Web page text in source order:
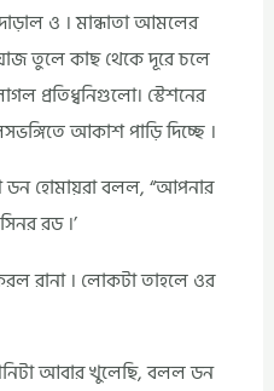
ও । মান্ধাতা আমলের
তুলে কাছ থেকে দূরে চলে
প্রতিধ্বনিগুলো। স্টেশনের
আকাশ পাড়ি দিচ্ছে ।
ডন হোমায়রা বলল, “আপনার
রড ।’
রানা । লোকটা তাহলে ওর
আবার খুলেছি, বলল ডন